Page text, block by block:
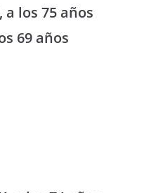
a los 75 años
69 años